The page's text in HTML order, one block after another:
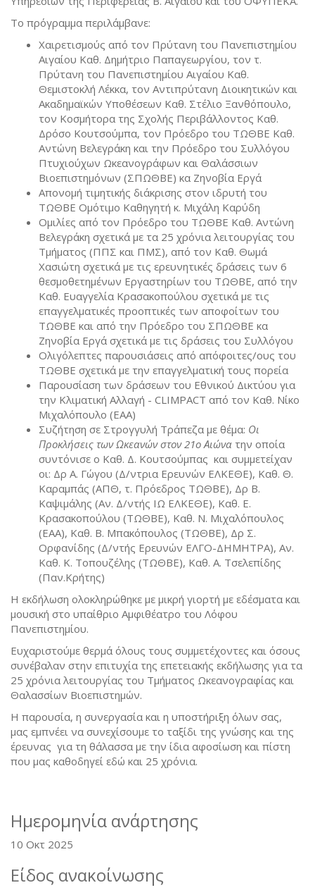
Το πρόγραμμα περιλάμβανε:
Χαιρετισμούς από τον Πρύτανη του Πανεπιστημίου
Αιγαίου Καθ. Δημήτριο Παπαγεωργίου, τον τ.
Πρύτανη του Πανεπιστημίου Αιγαίου Καθ.
Θεμιστοκλή Λέκκα, τον Αντιπρύτανη Διοικητικών και
Ακαδημαϊκών Υποθέσεων Καθ. Στέλιο Ξανθόπουλο,
τον Κοσμήτορα της Σχολής Περιβάλλοντος Καθ.
Δρόσο Κουτσούμπα, τον Πρόεδρο του ΤΩΘΒΕ Καθ.
Αντώνη Βελεγράκη και την Πρόεδρο του Συλλόγου
Πτυχιούχων Ωκεανογράφων και Θαλάσσιων
Βιοεπιστημόνων (ΣΠΩΘΒΕ) κα Ζηνοβία Εργά
Απονομή τιμητικής διάκρισης στον ιδρυτή του
ΤΩΘΒΕ Ομότιμο Καθηγητή κ. Μιχάλη Καρύδη
Ομιλίες από τον Πρόεδρο του ΤΩΘΒΕ Καθ. Αντώνη
Βελεγράκη σχετικά με τα 25 χρόνια λειτουργίας του
Τμήματος (ΠΠΣ και ΠΜΣ), από τον Καθ. Θωμά
Χασιώτη σχετικά με τις ερευνητικές δράσεις των 6
θεσμοθετημένων Εργαστηρίων του ΤΩΘΒΕ, από την
Καθ. Ευαγγελία Κρασακοπούλου σχετικά με τις
επαγγελματικές προοπτικές των αποφοίτων του
ΤΩΘΒΕ και από την Πρόεδρο του ΣΠΩΘΒΕ κα
Ζηνοβία Εργά σχετικά με τις δράσεις του Συλλόγου
Ολιγόλεπτες παρουσιάσεις από απόφοιτες/ους του
ΤΩΘΒΕ σχετικά με την επαγγελματική τους πορεία
Παρουσίαση των δράσεων του Εθνικού Δικτύου για
την Κλιματική Αλλαγή - CLIMPACT από τον Καθ. Νίκο
Μιχαλόπουλο (ΕΑΑ)
Συζήτηση σε Στρογγυλή Τράπεζα με θέμα: Οι
Προκλήσεις των Ωκεανών στον 21ο Αιώνα την οποία
συντόνισε ο Καθ. Δ. Κουτσούμπας και συμμετείχαν
οι: Δρ Α. Γώγου (Δ/ντρια Ερευνών ΕΛΚΕΘΕ), Καθ. Θ.
Καραμπάς (ΑΠΘ, τ. Πρόεδρος ΤΩΘΒΕ), Δρ Β.
Καψιμάλης (Αν. Δ/ντής ΙΩ ΕΛΚΕΘΕ), Καθ. Ε.
Κρασακοπούλου (ΤΩΘΒΕ), Καθ. Ν. Μιχαλόπουλος
(ΕΑΑ), Καθ. Β. Μπακόπουλος (ΤΩΘΒΕ), Δρ Σ.
Ορφανίδης (Δ/ντής Ερευνών ΕΛΓΟ-ΔΗΜΗΤΡΑ), Αν.
Καθ. Κ. Τοπουζέλης (ΤΩΘΒΕ), Καθ. Α. Τσελεπίδης
(Παν.Κρήτης)
Η εκδήλωση ολοκληρώθηκε με μικρή γιορτή με εδέσματα και
μουσική στο υπαίθριο Αμφιθέατρο του Λόφου
Πανεπιστημίου.
Ευχαριστούμε θερμά όλους τους συμμετέχοντες και όσους
συνέβαλαν στην επιτυχία της επετειακής εκδήλωσης για τα
25 χρόνια λειτουργίας του Τμήματος Ωκεανογραφίας και
Θαλασσίων Βιοεπιστημών.
Η παρουσία, η συνεργασία και η υποστήριξη όλων σας,
μας εμπνέει να συνεχίσουμε το ταξίδι της γνώσης και της
έρευνας για τη θάλασσα με την ίδια αφοσίωση και πίστη
που μας καθοδηγεί εδώ και 25 χρόνια.
Ημερομηνία ανάρτησης
10 Οκτ 2025
Είδος ανακοίνωσης